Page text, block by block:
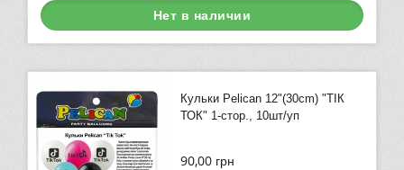
Нет в наличии
Кульки Pelican 12"(30сm) "ТІК
ТОК" 1-стор., 10шт/уп
90,00 грн